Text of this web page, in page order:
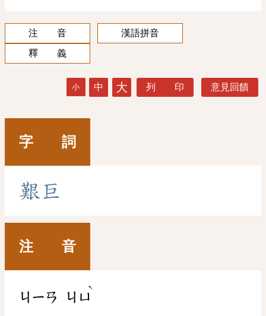
注 音
漢語拼音
釋 義
小 中 大 列 印 意見回饋
字 詞
艱 巨
注 音
ㄐㄧㄢ ㄐㄩ
ˋ